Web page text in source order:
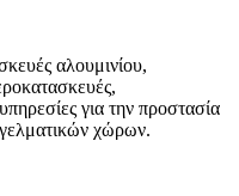
αλουμινίου,
για την προστασία
χώρων.